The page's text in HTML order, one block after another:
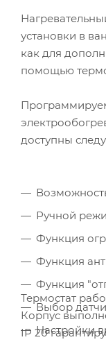
установки в
как для
помощью
доступны
Ручной
Функция
Функция
Функция
Выбор
Настройки
Термостат
Корпус
IP 20